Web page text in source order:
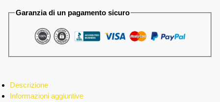
Garanzia di un pagamento sicuro
Descrizione
Informazioni aggiuntive